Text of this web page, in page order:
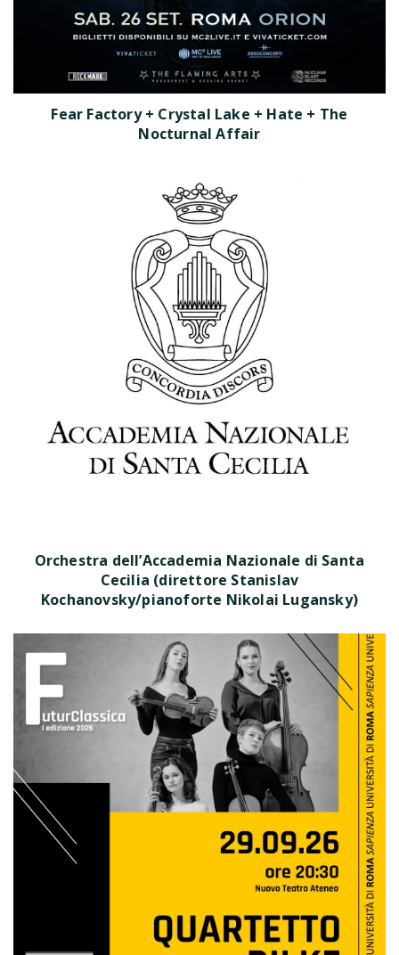
Fear Factory + Crystal Lake + Hate + The
Nocturnal Affair
Orchestra dell’Accademia Nazionale di Santa
Cecilia (direttore Stanislav
Kochanovsky/pianoforte Nikolai Lugansky)